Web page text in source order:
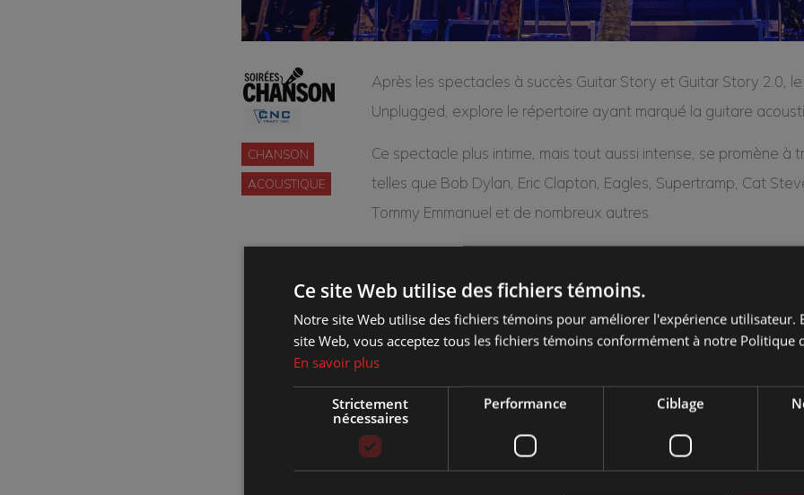
CHANSON
ACOUSTIQUE
Après les spectacles à succès Guitar Story et Guitar Story 2.0,
Unplugged, explore le répertoire ayant marqué la guitare
Ce spectacle plus intime, mais tout aussi intense, se promène à
telles que Bob Dylan, Eric Clapton, Eagles, Supertramp, Cat
Tommy Emmanuel et de nombreux autres.
travers l’histoire de la guitare acoustique.
Ce site Web utilise des fichiers témoins.
Notre site Web utilise des fichiers témoins pour améliorer l'expérience utilisateur.
site Web, vous acceptez tous les fichiers témoins conformément à notre Politique
En savoir plus
Strictement
nécessaires
Performance Ciblage